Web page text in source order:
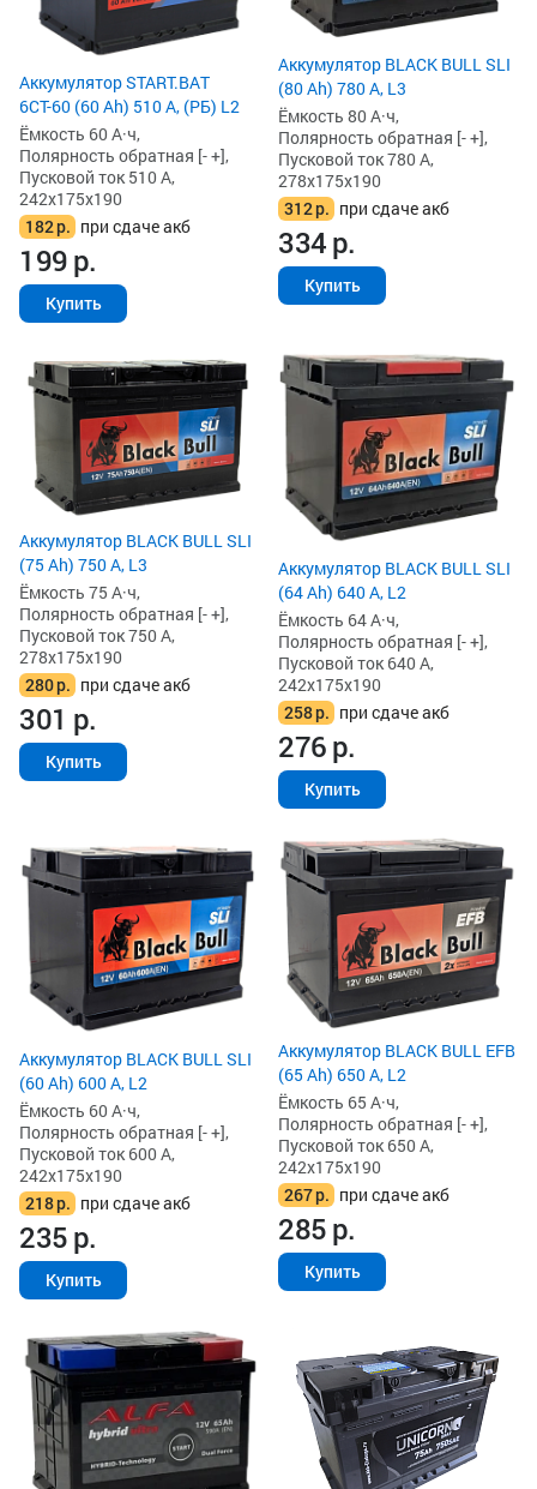
Аккумулятор START.BAT
6СТ-60 (60 Ah) 510 А, (РБ) L2
Ёмкость 60 А·ч,
Полярность обратная [- +],
Пусковой ток 510 А,
242x175x190
182р. при сдаче акб
199р.
Купить
Аккумулятор BLACK BULL SLI
(80 Ah) 780 А, L3
Ёмкость 80 А·ч,
Полярность обратная [- +],
Пусковой ток 780 А,
278x175x190
312р. при сдаче акб
334р.
Купить
Аккумулятор BLACK BULL SLI
(75 Ah) 750 А, L3
Ёмкость 75 А·ч,
Полярность обратная [- +],
Пусковой ток 750 А,
278x175x190
280р. при сдаче акб
301 р.
Купить
Аккумулятор BLACK BULL SLI
(64 Ah) 640 А, L2
Ёмкость 64 А·ч,
Полярность обратная [- +],
Пусковой ток 640 А,
242x175x190
258р. при сдаче акб
276р.
Купить
Аккумулятор BLACK BULL SLI
(60 Ah) 600 А, L2
Ёмкость 60 А·ч,
Полярность обратная [- +],
Пусковой ток 600 А,
242x175x190
218р. при сдаче акб
235р.
Купить
Аккумулятор BLACK BULL EFB
(65 Ah) 650 А, L2
Ёмкость 65 А·ч,
Полярность обратная [- +],
Пусковой ток 650 А,
242x175x190
267р. при сдаче акб
285р.
Купить